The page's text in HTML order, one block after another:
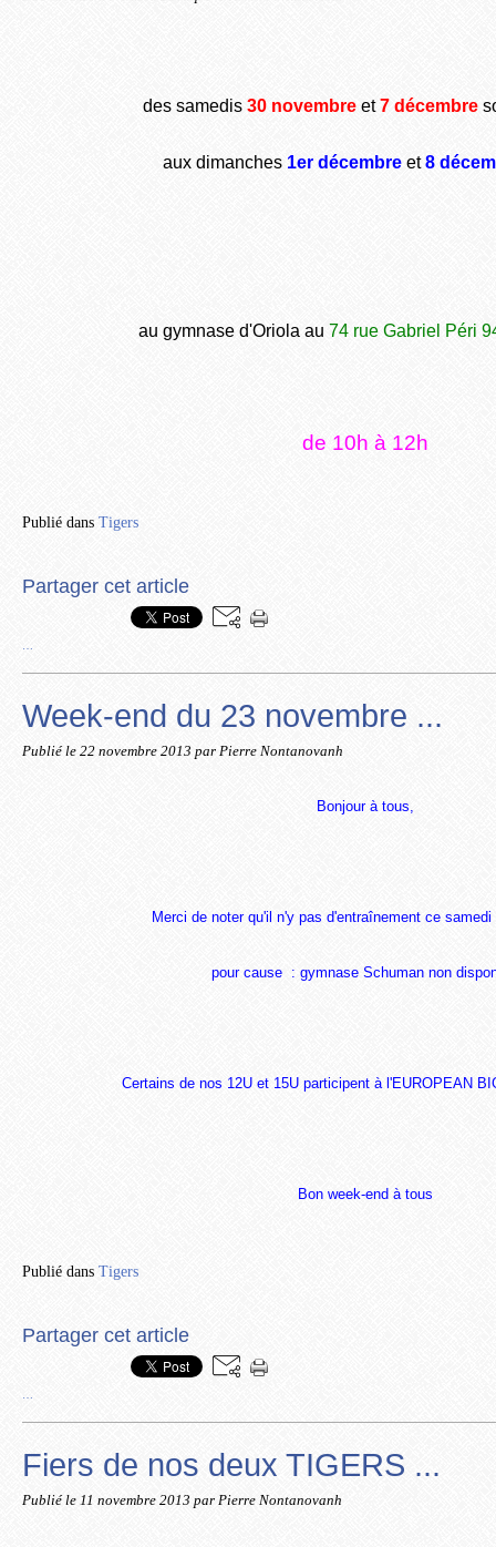
des samedis 30 novembreet7 décembre
aux dimanches 1er décembre et8
au gymnase d'Oriola au 74 rue Gabriel Péri
de 10h à 12h
Publié dans Tigers
Partager cet article
Week-end du 23 novembre ...
Publié le 22 novembre 2013 par Pierre Nontanovanh
Bonjour à tous,
Merci de noter qu'il n'y pas d'entraînement ce samedi
pour cause : gymnase Schuman non
Certains de nos 12U et 15U participent à l'EUROPEAN
Bon week-end à tous
Publié dans Tigers
Partager cet article
Fiers de nos deux TIGERS ...
Publié le 11 novembre 2013 par Pierre Nontanovanh